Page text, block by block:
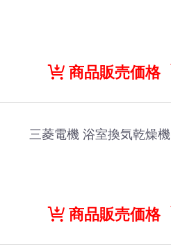
商品販売価格
三菱電機 浴室換気乾燥
商品販売価格